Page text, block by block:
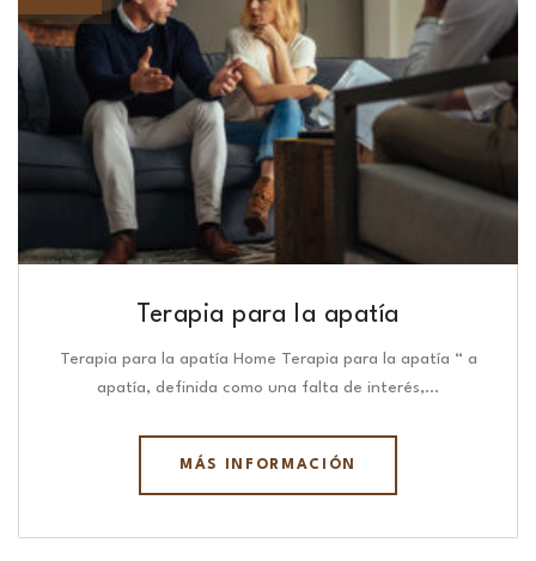
Terapia para la apatía
Terapia para la apatía Home Terapia para la apatía “ a
apatía, definida como una falta de interés,…
MÁS INFORMACIÓN